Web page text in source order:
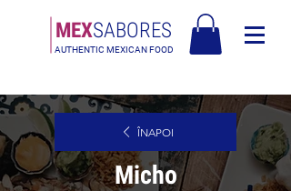
MEXSABORES
AUTHENTIC MEXICAN FOOD
ÎNAPOI
Micho